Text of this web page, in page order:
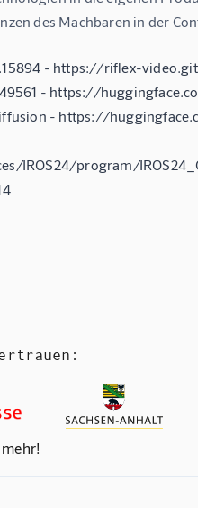
des Machbaren in der
- https://riflex-
- https://
- https://
IROS24/program/